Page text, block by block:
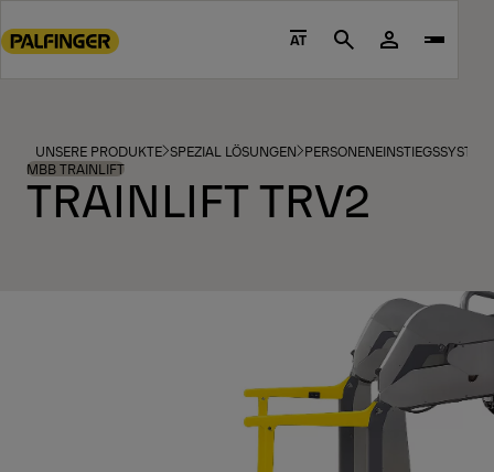
to
footer
content
AT Search
UNSERE PRODUKTE SPEZIAL LÖSUNGEN
MBB TRAINLIFT
TRAINLIFT TRV2